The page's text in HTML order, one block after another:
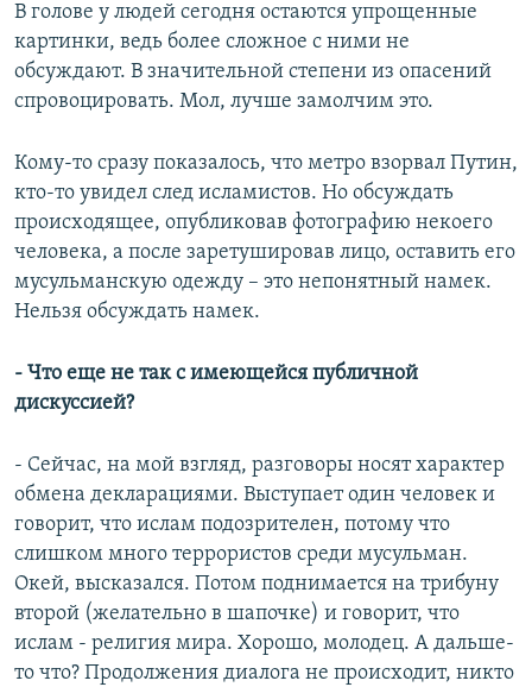
В голове у людей сегодня остаются упрощенные
картинки, ведь более сложное с ними не
обсуждают. В значительной степени из опасений
спровоцировать. Мол, лучше замолчим это.
Кому-то сразу показалось, что метро взорвал Путин,
кто-то увидел след исламистов. Но обсуждать
происходящее, опубликовав фотографию некоего
человека, а после заретушировав лицо, оставить его
мусульманскую одежду – это непонятный намек.
Нельзя обсуждать намек.
- Что еще не так с имеющейся публичной
дискуссией?
- Сейчас, на мой взгляд, разговоры носят характер
обмена декларациями. Выступает один человек и
говорит, что ислам подозрителен, потому что
слишком много террористов среди мусульман.
Окей, высказался. Потом поднимается на трибуну
второй (желательно в шапочке) и говорит, что
ислам - религия мира. Хорошо, молодец. А дальше-
то что? Продолжения диалога не происходит, никто